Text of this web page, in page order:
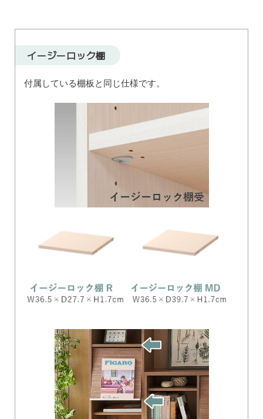
イージーロック棚
付属している棚板と同じ仕様です。